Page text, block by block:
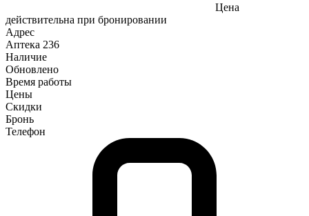
Цена
действительна при бронировании
Адрес
Аптека 236
Наличие
Обновлено
Время работы
Цены
Скидки
Бронь
Телефон